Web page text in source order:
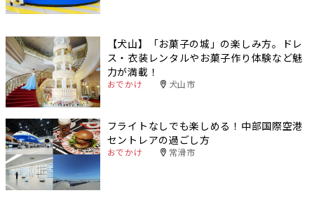
【犬山】「お菓子の城」の楽しみ方。ドレ
ス・衣装レンタルやお菓子作り体験など魅
力が満載！
おでかけ 犬山市
フライトなしでも楽しめる！中部国際空港
セントレアの過ごし方
おでかけ 常滑市